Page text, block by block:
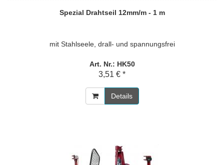
Spezial Drahtseil 12mm/m - 1 m
mit Stahlseele, drall- und spannungsfrei
Art. Nr.: HK50
3,51 € *
Details